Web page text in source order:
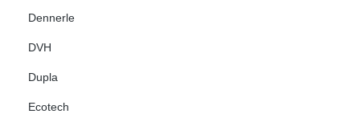
Dennerle
DVH
Dupla
Ecotech